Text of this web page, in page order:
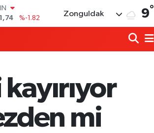
%0.02
%0
%-1.82
Zonguldak 9°
mi